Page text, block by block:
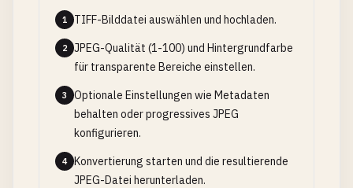
1 TIFF-Bilddatei auswählen und hochladen.
2
JPEG-Qualität (1-100) und Hintergrundfarbe
für transparente Bereiche einstellen.
3
Optionale Einstellungen wie Metadaten
behalten oder progressives JPEG
konfigurieren.
4
Konvertierung starten und die resultierende
JPEG-Datei herunterladen.